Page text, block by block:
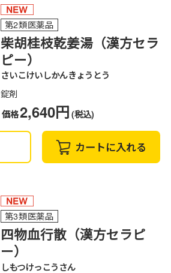
第2類医薬品
柴胡桂枝乾姜湯（漢方セラ
ピー）
さいこけいしかんきょうとう
錠剤
価格2,640円 (税込)
カートに入れる
第3類医薬品
四物血行散（漢方セラピ
ー）
しもつけっこうさん